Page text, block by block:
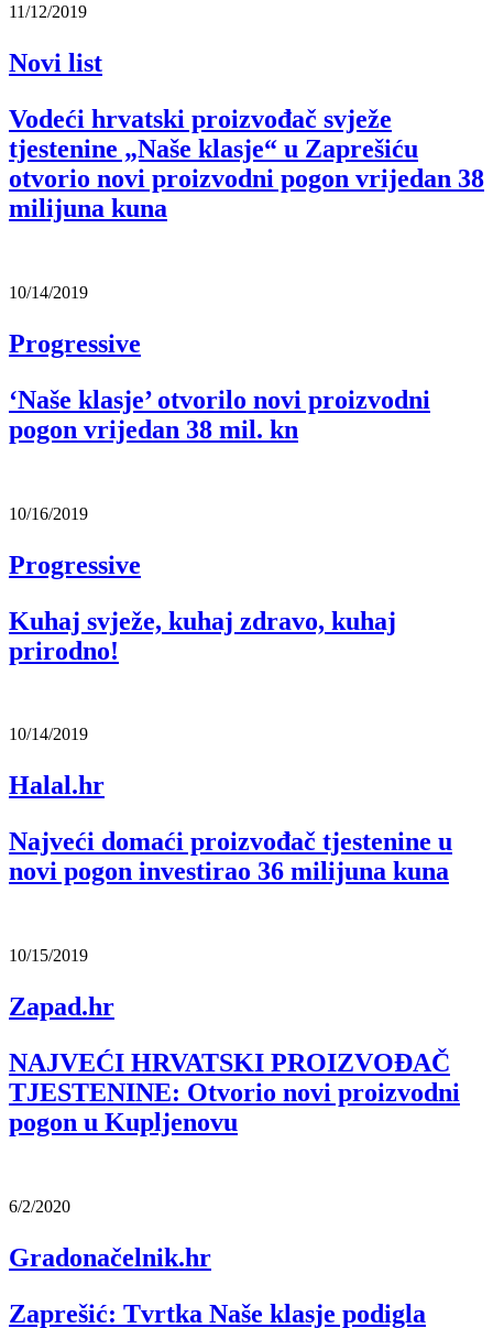
11/12/2019
Novi list
Vodeći hrvatski proizvođač svježe
tjestenine „Naše klasje“ u Zaprešiću
otvorio novi proizvodni pogon vrijedan 38
milijuna kuna
10/14/2019
Progressive
‘Naše klasje’ otvorilo novi proizvodni
pogon vrijedan 38 mil. kn
10/16/2019
Progressive
Kuhaj svježe, kuhaj zdravo, kuhaj
prirodno!
10/14/2019
Halal.hr
Najveći domaći proizvođač tjestenine u
novi pogon investirao 36 milijuna kuna
10/15/2019
Zapad.hr
NAJVEĆI HRVATSKI PROIZVOĐAČ
TJESTENINE: Otvorio novi proizvodni
pogon u Kupljenovu
6/2/2020
Gradonačelnik.hr
Zaprešić: Tvrtka Naše klasje podigla